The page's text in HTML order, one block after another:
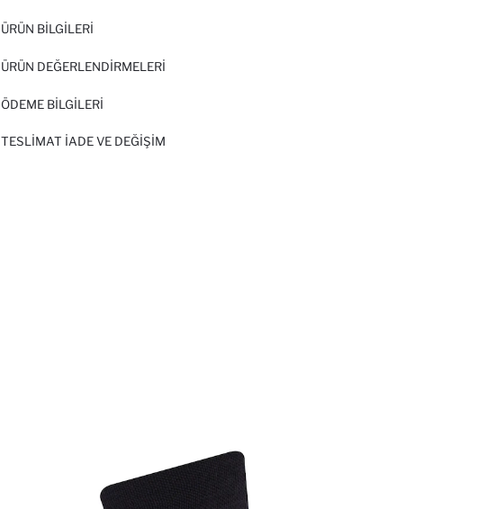
ÜRÜN BILGILERI
ÜRÜN DEĞERLENDİRMELERİ
ÖDEME BİLGİLERİ
TESLIMAT İADE VE DEĞIŞIM